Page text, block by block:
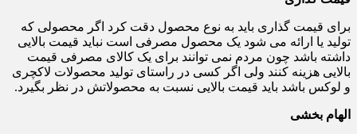
برای قیمت گذاری باید به نوع محصول دقت کرد اگر محصولی که
تولید یا ارائه می شود یک محصول مصرفی است نباید قیمت بالایی
داشته باشد چون مردم نمی توانند برای یک کالای مصرفی قیمت
بالایی هزینه کنند ولی اگر کسی در راستای تولید محصولات لاکچری
و لوکس باشد باید قیمت بالایی نسبت به محصولاتش در نظر بگیرد.
الهام بخشی